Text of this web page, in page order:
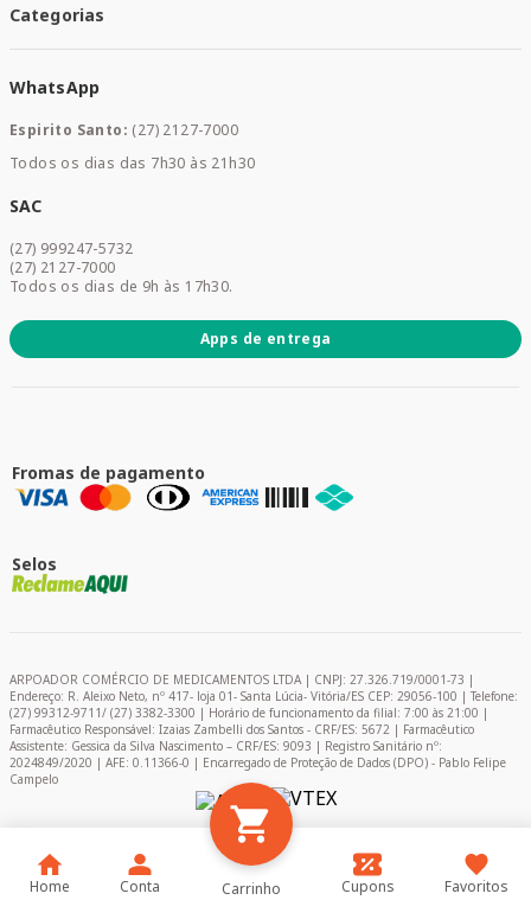
Home Conta Carrinho Cupons Favoritos
Santa Mais Convenios
Meus Pedidos
Categorias
Saúde e Bem-estar
Mamães e Bebê
Dermocosméticos
Promoções
WhatsApp
Espirito Santo: (27) 2127-7000
Todos os dias das 7h30 às 21h30
SAC
(27) 999247-5732
(27) 2127-7000
Todos os dias de 9h às 17h30.
Apps de entrega
Fromas de pagamento
Selos
ARPOADOR COMÉRCIO DE MEDICAMENTOS LTDA | CNPJ: 27.326.719/0001-73 |
Endereço: R. Aleixo Neto, nº 417- loja 01- Santa Lúcia- Vitória/ES CEP: 29056-100 | Telefone:
(27) 99312-9711/ (27) 3382-3300 | Horário de funcionamento da filial: 7:00 às 21:00 |
Farmacêutico Responsável: Izaias Zambelli dos Santos - CRF/ES: 5672 | Farmacêutico
Assistente: Gessica da Silva Nascimento – CRF/ES: 9093 | Registro Sanitário nº:
2024849/2020 | AFE: 0.11366-0 | Encarregado de Proteção de Dados (DPO) - Pablo Felipe
Campelo